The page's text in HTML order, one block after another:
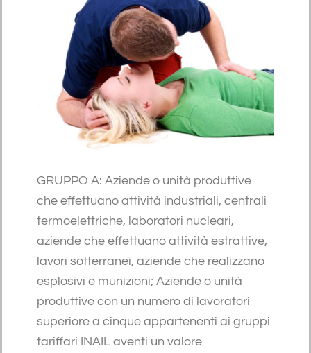
GRUPPO A: Aziende o unità produttive
che effettuano attività industriali, centrali
termoelettriche, laboratori nucleari,
aziende che effettuano attività estrattive,
lavori sotterranei, aziende che realizzano
esplosivi e munizioni; Aziende o unità
produttive con un numero di lavoratori
superiore a cinque appartenenti ai gruppi
tariffari INAIL aventi un valore